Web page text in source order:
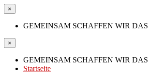
×
GEMEINSAM SCHAFFEN WIR DAS
×
GEMEINSAM SCHAFFEN WIR DAS
Startseite